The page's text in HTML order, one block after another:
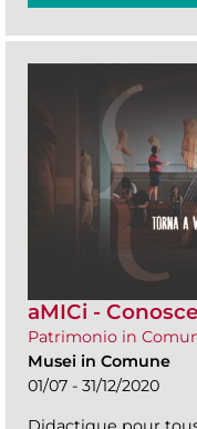
aMICi -
Patrimonio in
Musei in Comune
01/07 - 31/12/2020